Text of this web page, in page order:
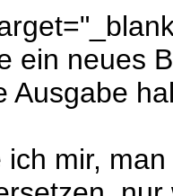
ein neues
Ausgabe
ich mir,